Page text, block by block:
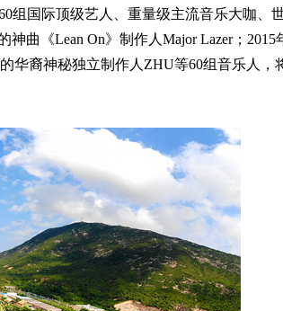
组国际顶级艺人、重量级主流音乐大咖、
曲《Lean On》制作人Major Lazer；2015
华裔神秘独立制作人ZHU等60组音乐人，